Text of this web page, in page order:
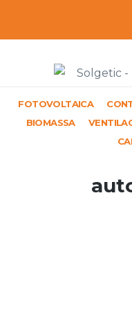
Serveis de energies
FOTOVOLTAICA
BIOMASSA